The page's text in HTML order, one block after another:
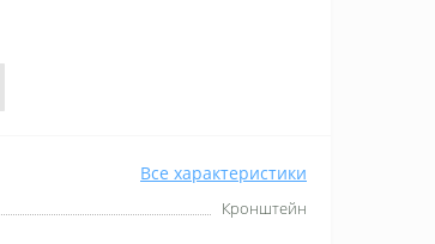
Все характеристики
Кронштейн